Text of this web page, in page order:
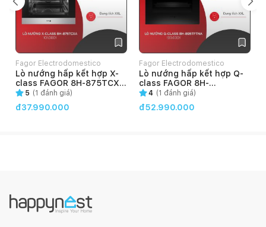
Báo hiệu quá nhiệt
Báo hiệu chống tràn
Giới hạn thời gian hoạt động
Vùng trái ở trên: 16cm - 1.4/2.1kW
Fagor Electrodomestico
VietNam
Lò nướng hấp kết hợp X-
class FAGOR 8H-875TCXA
(101.0001)
5 (1 đánh giá)
đ37.990.000
Fagor Electrodomestico
VietNam
Lò nướng hấp kết hợp Q-
class FAGOR 8H-
895TFTNA (100.0001)
4 (1 đánh giá)
đ52.990.000